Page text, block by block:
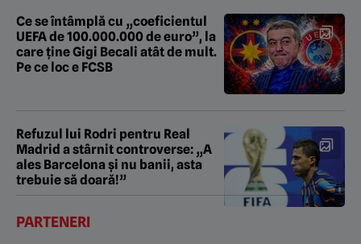
Ce se întâmplă cu „coeficientul
UEFA de 100.000.000 de euro”, la
care ține Gigi Becali atât de mult.
Pe ce loc e FCSB
Refuzul lui Rodri pentru Real
Madrid a stârnit controverse: „A
ales Barcelona și nu banii, asta
trebuie să doară!”
PARTENERI